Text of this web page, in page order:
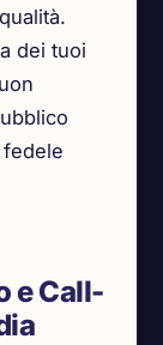
dei tuoi
e Call-